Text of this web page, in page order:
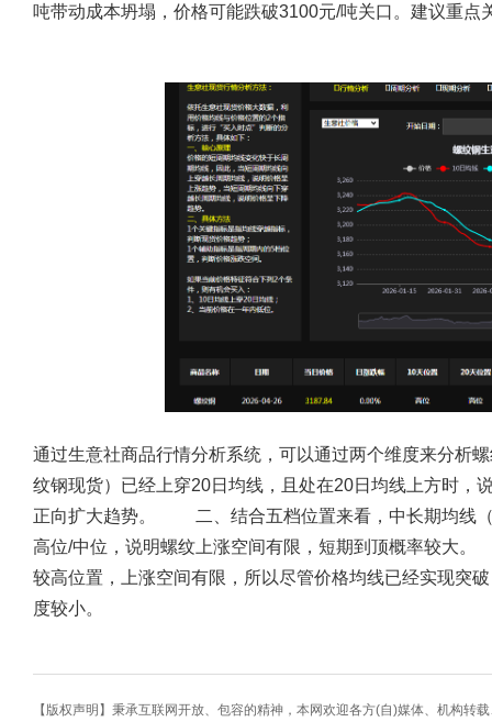
吨带动成本坍塌，价格可能跌破3100元/吨关口。建议重
通过生意社商品行情分析系统，可以通过两个维度来分
纹钢现货）已经上穿20日均线，且处在20日均线上方时，
正向扩大趋势。 二、结合五档位置来看，中长期均线（
高位/中位，说明螺纹上涨空间有限，短期到顶概率较大
较高位置，上涨空间有限，所以尽管价格均线已经实现突
度较小。
【版权声明】秉承互联网开放、包容的精神，本网欢迎各方(自)媒体、机构转